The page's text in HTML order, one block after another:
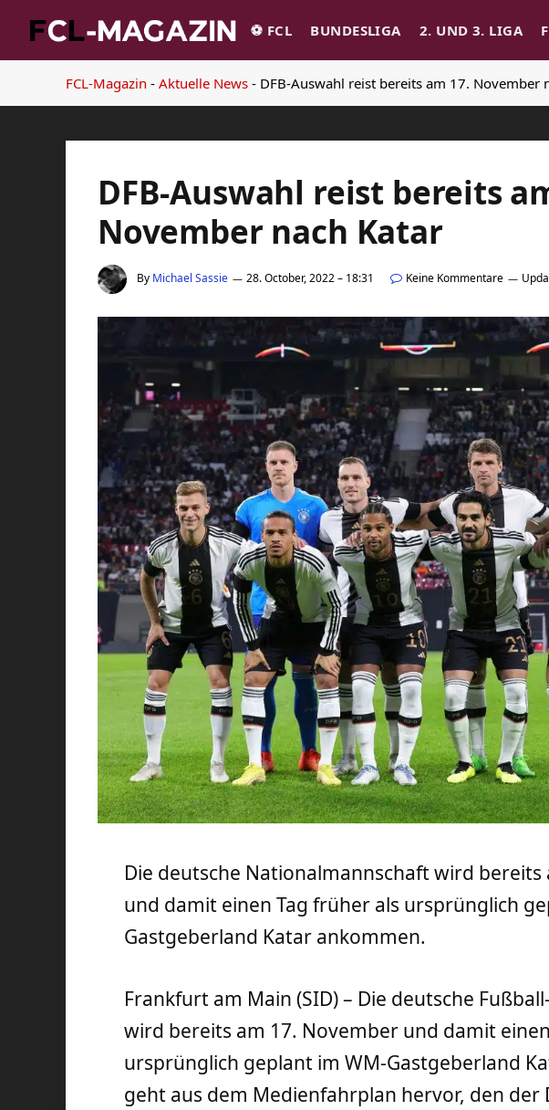
⚽️ FCL BUNDESLIGA 2. UND 3. LIGA
FCL-Magazin - Aktuelle News - DFB-Auswahl reist bereits am 17. November
DFB-Auswahl reist bereits
November nach Katar
By Michael Sassie 28. October, 2022 – 18:31 Keine Kommentare
Die deutsche Nationalmannschaft wird
und damit einen Tag früher als ursprünglich
Gastgeberland Katar ankommen.
Frankfurt am Main (SID) – Die deutsche
wird bereits am 17. November und damit
ursprünglich geplant im WM-Gastgeberland
geht aus dem Medienfahrplan hervor, den der